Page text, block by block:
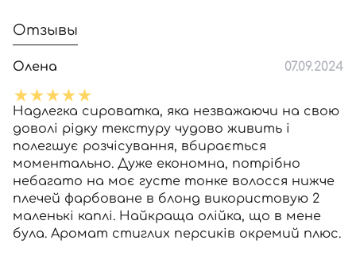
Отзывы
Олена 07.09.2024
Надлегка сироватка, яка незважаючи на свою
доволі рідку текстуру чудово живить і
полегшує розчісування, вбирається
моментально. Дуже економна, потрібно
небагато на моє густе тонке волосся нижче
плечей фарбоване в блонд використовую 2
маленькі каплі. Найкраща олійка, що в мене
була. Аромат стиглих персиків окремий плюс.